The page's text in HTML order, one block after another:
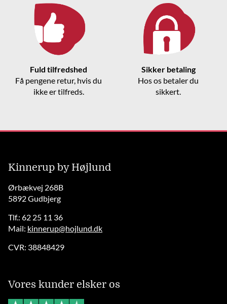
Fuld tilfredshed
Få pengene retur, hvis du
ikke er tilfreds.
Sikker betaling
Hos os betaler du
sikkert.
Kinnerup by Højlund
Ørbækvej 268B
5892 Gudbjerg
Tlf.: 62 25 11 36
Mail: kinnerup@hojlund.dk
CVR: 38848429
Vores kunder elsker os